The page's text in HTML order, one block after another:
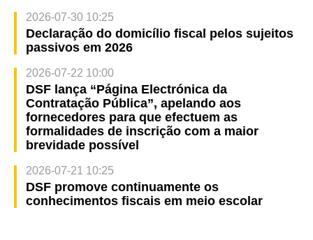
2026-07-30 10:25
Declaração do domicílio fiscal pelos sujeitos
passivos em 2026
2026-07-22 10:00
DSF lança “Página Electrónica da
Contratação Pública”, apelando aos
fornecedores para que efectuem as
formalidades de inscrição com a maior
brevidade possível
2026-07-21 10:25
DSF promove continuamente os
conhecimentos fiscais em meio escolar